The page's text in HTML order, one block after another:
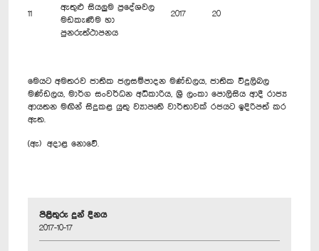
11
ඇතුළු සියලුම ප්‍රදේශවල
මඩකැණීම හා
පුනරුත්ථාපනය
2017 20
මෙයට අමතරව ජාතික ජලසම්පාදන මණ්ඩලය, ජාතික විදුලිබල
මණ්ඩලය, මාර්ග සංවර්ධන අධිකාරිය, ශ්‍රී ලංකා පොලිසිය ආදී රාජ්‍ය
ආයතන මඟින් සිදුකළ යුතු ව්‍යාපෘති වාර්තාවක් රජයට ඉදිරිපත් කර
ඇත.
(ඇ) අදාළ නොවේ.
පිළිතුරු දුන් දිනය
2017-10-17